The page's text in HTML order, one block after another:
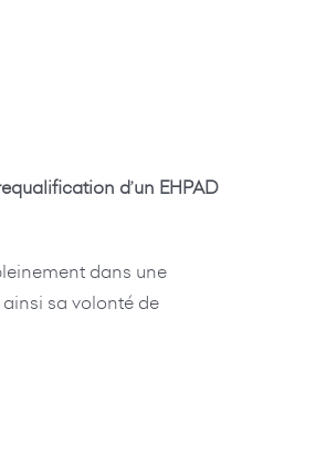
d’un EHPAD
dans une
ainsi sa volonté de